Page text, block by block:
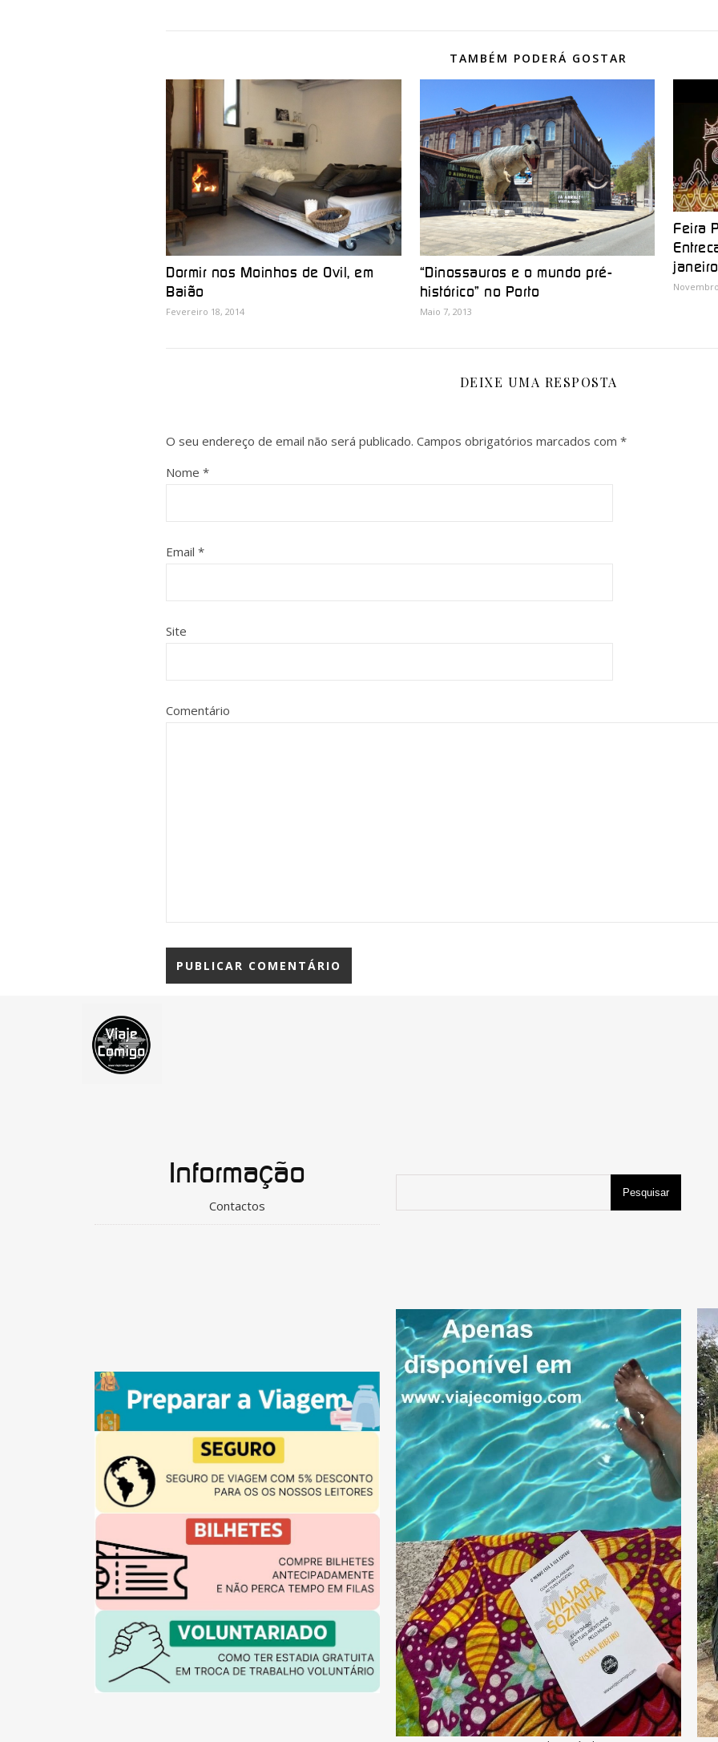
TAMBÉM PODERÁ GOSTAR
Dormir nos Moinhos de Ovil, em
Baião
Fevereiro 18, 2014
“Dinossauros e o mundo pré-
histórico” no Porto
Maio 7, 2013
Feira
DEIXE UMA RESPOSTA
O seu endereço de email não será publicado. Campos obrigatórios marcados com *
Nome *
Email *
Site
Comentário
Informação
Contactos
Pesquisar